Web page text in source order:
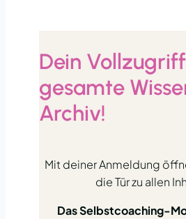
Dein
gesamte
Archiv!
Mit deiner Anmeldung
die Tür zu allen
Das Selbstcoaching-